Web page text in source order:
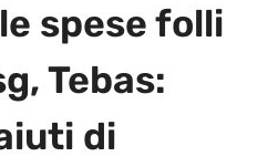
spese folli
Tebas:
di